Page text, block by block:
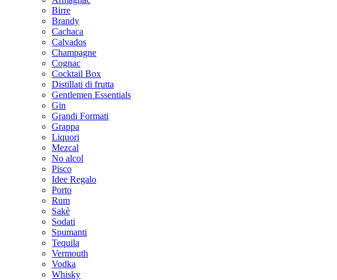
Birre
Brandy
Cachaca
Calvados
Champagne
Cognac
Cocktail Box
Distillati di frutta
Gentlemen Essentials
Gin
Grandi Formati
Grappa
Liquori
Mezcal
No alcol
Pisco
Idee Regalo
Porto
Rum
Sakè
Sodati
Spumanti
Tequila
Vermouth
Vodka
Whisky